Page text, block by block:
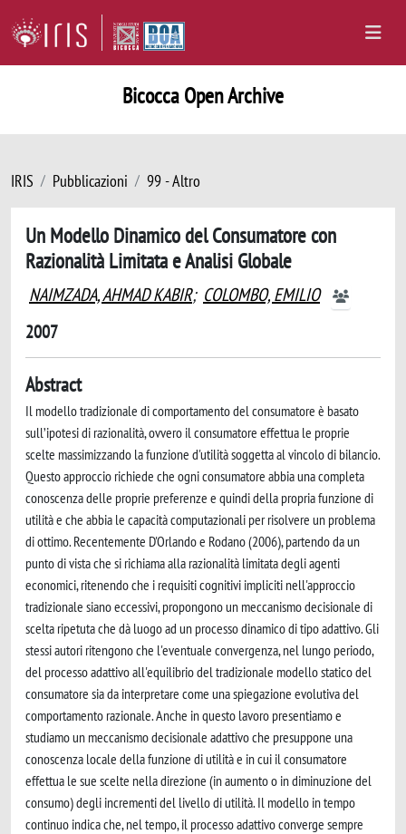
Bicocca Open Archive
IRIS Pubblicazioni 99 - Altro
Un Modello Dinamico del Consumatore con
Razionalità Limitata e Analisi Globale
NAIMZADA, AHMAD KABIR; COLOMBO, EMILIO
2007
Abstract
Il modello tradizionale di comportamento del consumatore è basato
sull’ipotesi di razionalità, ovvero il consumatore effettua le proprie
scelte massimizzando la funzione d'utilità soggetta al vincolo di bilancio.
Questo approccio richiede che ogni consumatore abbia una completa
conoscenza delle proprie preferenze e quindi della propria funzione di
utilità e che abbia le capacità computazionali per risolvere un problema
di ottimo. Recentemente D'Orlando e Rodano (2006), partendo da un
punto di vista che si richiama alla razionalità limitata degli agenti
economici, ritenendo che i requisiti cognitivi impliciti nell'approccio
tradizionale siano eccessivi, propongono un meccanismo decisionale di
scelta ripetuta che dà luogo ad un processo dinamico di tipo adattivo. Gli
stessi autori ritengono che l'eventuale convergenza, nel lungo periodo,
del processo adattivo all'equilibrio del tradizionale modello statico del
consumatore sia da interpretare come una spiegazione evolutiva del
comportamento razionale. Anche in questo lavoro presentiamo e
studiamo un meccanismo decisionale adattivo che presuppone una
conoscenza locale della funzione di utilità e in cui il consumatore
effettua le sue scelte nella direzione (in aumento o in diminuzione del
consumo) degli incrementi del livello di utilità. Il modello in tempo
continuo indica che, nel tempo, il processo adattivo converge sempre